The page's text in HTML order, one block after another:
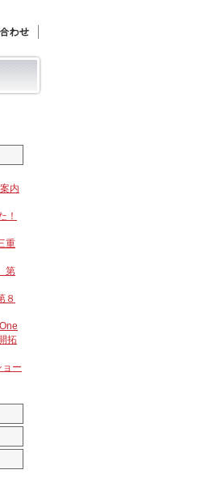
内
！
重
第
８
拓
ョー